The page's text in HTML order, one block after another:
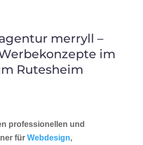
merryll –
im
Rutesheim
professionellen und
für Webdesign,